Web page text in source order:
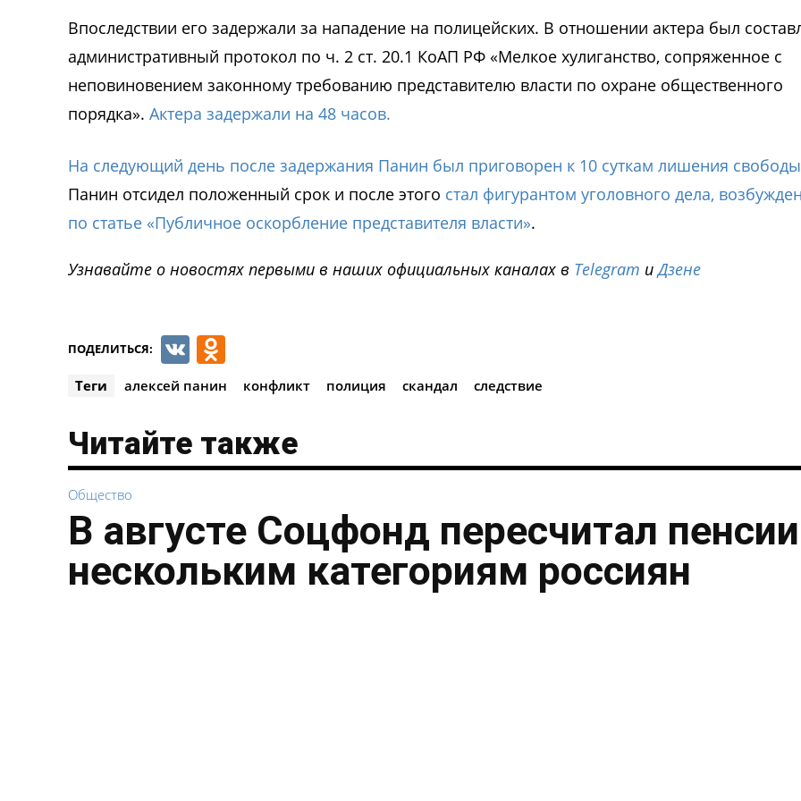
Впоследствии его задержали за нападение на полицейских. В отношении актера был
административный протокол по ч. 2 ст. 20.1 КоАП РФ «Мелкое хулиганство, сопряженное с
неповиновением законному требованию представителю власти по охране общественного
порядка». Актера задержали на 48 часов.
На следующий день после задержания Панин был приговорен к 10 суткам лишения
Панин отсидел положенный срок и после этого стал фигурантом уголовного дела,
по статье «Публичное оскорбление представителя власти».
Узнавайте о новостях первыми в наших официальных каналах в Telegram иДзене
ПОДЕЛИТЬСЯ: VK
Теги алексей панин конфликт полиция скандал следствие
Читайте также
Общество
В августе Соцфонд пересчитал пенсии
нескольким категориям россиян